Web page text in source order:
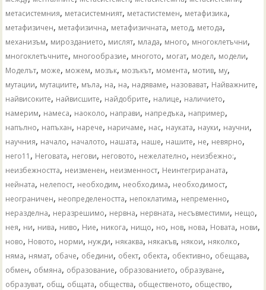
метасистемния, метасистемният, метастистемен, метафизика,
метафизичен, метафизична, метафизичната, метод, метода,
механизъм, мирозданието, мислят, млада, много, многоклетъчни,
многоклетъчните, многообразие, многото, могат, модел, модели,
Моделът, може, можем, мозък, мозъкът, момента, мотив, му,
мутации, мутациите, мъла, ​​на, на, надяваме, назовават, Найважните,
найвисоките, найвисшите, найдобрите, налице, наличието,
намерим, намеса, наоколо, направи, напредъка, например,
напълно, напъхан, нарече, наричаме, нас, науката, науки, научни,
научния, начало, началото, нашата, наше, нашите, не, невярно,
него11 , Неговата, негови, неговото, нежелателно, неизбежно:,
неизбежността, неизменен, неизменност, Неинтегрираната,
нейната, нелепост, необходим, необходима, необходимост,
неограничен, неопределеността, непоклатима, непременно,
неразделна, неразрешимо, нервна, нервната, несъвместими, нещо,
нея, ни, нива, ниво, Ние, никога, нищо, но, нов, нова, Новата, нови,
ново, Новото, норми, нужди, някаква, някакъв, някои, няколко,
няма, нямат, обаче, обедини, обект, обекта, обективно, обещава,
обмен, обмяна, образование, образованието, образуване,
образуват, общ, общата, общества, общественото, общество,